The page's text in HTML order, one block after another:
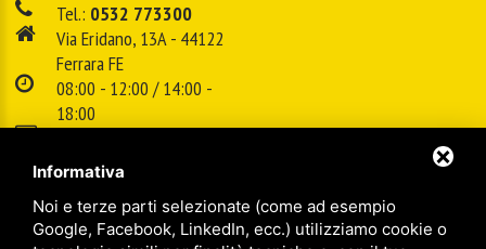
Tel.: 0532 773300
Via Eridano, 13A - 44122
Ferrara FE
08:00 - 12:00 / 14:00 -
18:00
info@cspsrl.biz
Sitemap / Privacy policy/Legal
Informativa
Noi e terze parti selezionate (come ad esempio
Google, Facebook, LinkedIn, ecc.) utilizziamo cookie o